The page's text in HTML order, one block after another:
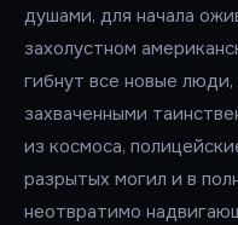
душами, для начала
захолустном
гибнут все новые
захваченными
из космоса,
разрытых могил и в
неотвратимо